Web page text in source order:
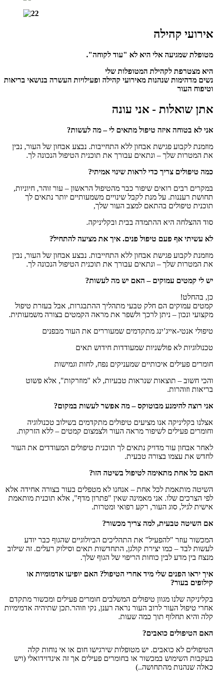
אירועי קהילה
מטופלת שמגיעה אלי היא לא "עוד לקוחה".
היא מצטרפת לקהילת המטופלות שלי
נשים מדהימות שנהנות מאירועי קהילה ופעילויות העשרה בנושאי בריאות
וטיפוח העור
אתן שואלות - אני עונה
אני לא בטוחה איזה טיפול מתאים לי – מה לעשות?
מוזמנת לקבוע פגישת אבחון ללא התחייבות. נבצע אבחון של העור, נבין
את המטרות שלך – ונתאים עבורך את תוכנית הטיפול הנכונה לך.
כמה טיפולים צריך כדי לראות שינוי אמיתי?
במקרים רבים רואים שיפור כבר מהטיפול הראשון – עור זוהר, חיוניות,
תחושת רעננות. על מנת לקבל שינויים משמעותיים יותר נתאים לך
תוכנית טיפולים בהתאם למצב העור שלך,
סוד ההצלחה היא ההתמדה בבית ובקליניקה.
לא עשיתי אף פעם טיפול פנים. איך את מציעה להתחיל?
מוזמנת לקבוע פגישת אבחון ללא התחייבות. נבצע אבחון של העור, נבין
את המטרות שלך – ונתאים עבורך את תוכנית הטיפול הנכונה לך.
יש לי קמטים עמוקים – האם יש מה לעשות?
כן, בהחלט!
קמטים עמוקים הם חלק טבעי מתהליך ההתבגרות, אבל בעזרת טיפול
מקצועי ונכון – ניתן לרכך ולשפר את מראה הקמטים בצורה משמעותית.
טיפולי אנטי-אייג’ינג מתקדמים שמעוררים את העור מבפנים
טכנולוגיות לא פולשניות שמעודדות חידוש תאים
חומרים פעילים איכותיים שמעניקים נפח, לחות וגמישות
והכי חשוב – תוצאות שנראות טבעיות, לא "מוזרקות", אלא פשוט
בריאות וזוהרות.
אני רוצה להימנע מבוטוקס – מה אפשר לעשות במקום?
אצלנו בקליניקה אנו מציעים טיפולים מתקדמים בשילוב טכנולוגיה
וחומרים פעילים לשיפור מראה העור ולצמצום קמטים – ללא הזרקות.
לאחר אבחון עור מדויק נתאים לך תוכנית טיפולים המעודדים את העור
לחדש את עצמו בצורה טבעית.
האם כל אחת מתאימה לטיפול בשיטה הזו?
השיטה מותאמת לכל אחת – אנחנו לא מטפלים בעור בצורה אחידה אלא
לפי הצרכים שלו. אני מאמינה שאין "פתרון מדף", אלא תוכנית מותאמת
אישית לגיל, סוג העור, רקע רפואי ומטרות.
אם השיטה טבעית, למה צריך מכשור?
המכשור עוזר "להפעיל" את התהליכים הביולוגיים שהגוף כבר יודע
לעשות לבד – כמו יצירת קולגן, התחדשות תאים וסילוק רעלים. זה שילוב
מנצח בין מדע לבין כוחות הריפוי של הגוף שלך.
איך יראו הפנים שלי מיד אחרי הטיפול? האם יופיעו אדמומיות או
קילופים בעור?
בקליניקה שלנו מגוון טיפולים המשלבים חומרים פעילים ומכשור מתקדם
אחרי טיפול העור לרוב העור נראה רענן, נקי וזוהר.תכן שתיהיה אדמימיות
קלה והיא תחלוף תוך כמה שעות.
האם הטיפולים כואבים?
הטיפולים לא כואבים. יש מטופלות שירגישו חום או אי נוחות קלה
בעקבות השימוש במכשור או בחומרים פעילים אך זה אינדוידואלי (ויש
כאלה שנהנות מהתחושה..)